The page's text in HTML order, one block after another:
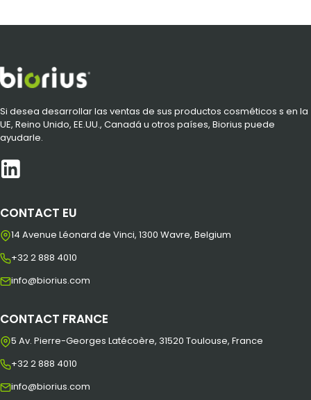
Si desea desarrollar las ventas de sus productos cosméticos s en la
UE, Reino Unido, EE.UU., Canadá u otros países, Biorius puede
ayudarle.
CONTACT EU
14 Avenue Léonard de Vinci, 1300 Wavre, Belgium
+32 2 888 4010
info@biorius.com
CONTACT FRANCE
5 Av. Pierre-Georges Latécoère, 31520 Toulouse, France
+32 2 888 4010
info@biorius.com